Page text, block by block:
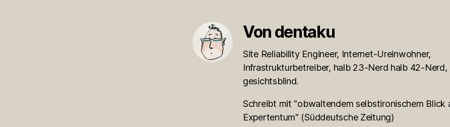
Von dentaku
Site Reliability Engineer, Internet-Ureinwohner,
Infrastrukturbetreiber, halb 23-Nerd halb 42-Nerd,
gesichtsblind.
Schreibt mit "obwaltendem selbstironischem Blick
Expertentum" (Süddeutsche Zeitung)